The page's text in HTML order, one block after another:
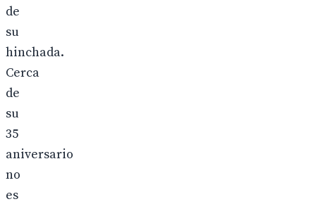
de
su
hinchada.
Cerca
de
su
35
aniversario
no
es